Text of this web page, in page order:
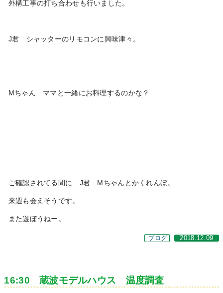
外構工事の打ち合わせも行いました。
J君 シャッターのリモコンに興味津々。
Mちゃん ママと一緒にお料理するのかな？
ご確認されてる間に J君 Mちゃんとかくれんぼ。
来週も会えそうです。
また遊ぼうねー。
ブログ 2018.12.09
16:30 蔵波モデルハウス 温度調査